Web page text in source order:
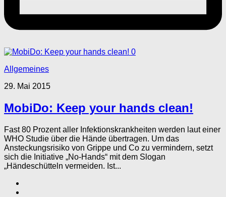
0
Allgemeines
29. Mai 2015
MobiDo: Keep your hands clean!
Fast 80 Prozent aller Infektionskrankheiten werden laut einer
WHO Studie über die Hände übertragen. Um das
Ansteckungsrisiko von Grippe und Co zu vermindern, setzt
sich die Initiative „No-Hands“ mit dem Slogan
„Händeschütteln vermeiden. Ist...